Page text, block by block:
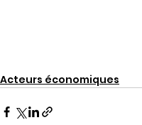
Acteurs économiques